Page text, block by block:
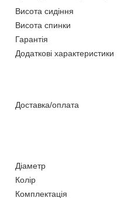
Висота сидіння
Висота спинки
Гарантія
Додаткові характеристики
Доставка/оплата
Діаметр
Колір
Комплектація